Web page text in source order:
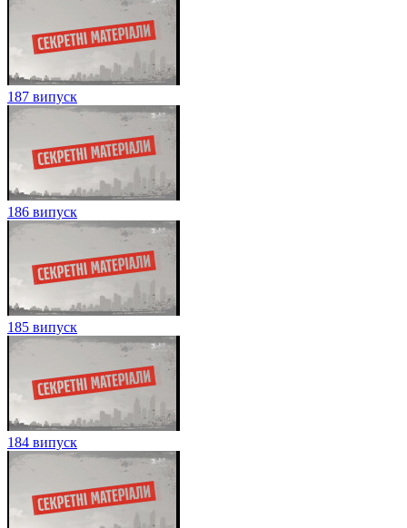
187 випуск
186 випуск
185 випуск
184 випуск